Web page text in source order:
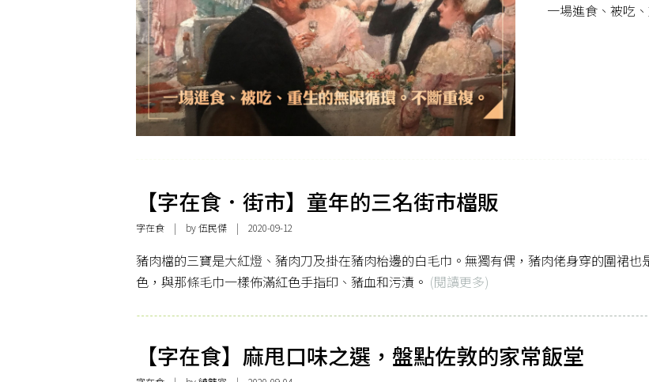
一場進食、被吃
【字在食．街市】童年的三名街市檔販
字在食 | by 伍民傑 | 2020-09-12
豬肉檔的三寶是大紅燈、豬肉刀及掛在豬肉枱邊的白毛巾。無獨有偶，豬肉佬身穿的圍裙也
色，與那條毛巾一樣佈滿紅色手指印、豬血和污漬。 (閱讀更多)
【字在食】麻甩口味之選，盤點佐敦的家常飯堂